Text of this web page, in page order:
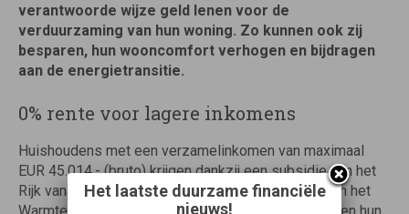
verantwoorde wijze geld lenen voor de
verduurzaming van hun woning. Zo kunnen ook zij
besparen, hun wooncomfort verhogen en bijdragen
aan de energietransitie.
0% rente voor lagere inkomens
Huishoudens met een verzamelinkomen van maximaal
EUR 45.014,- (bruto) krijgen dankzij een subsidie van het
Rijk vanaf 1 november de Energiebespaarlening van het
Het laatste duurzame financiële
nieuws!